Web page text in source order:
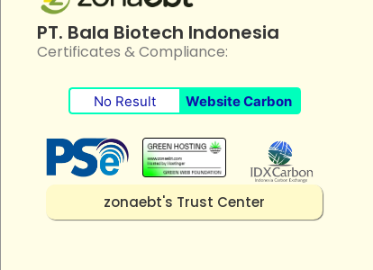
PT. Bala Biotech Indonesia
Certificates & Compliance:
No Result Website Carbon
zonaebt's Trust Center